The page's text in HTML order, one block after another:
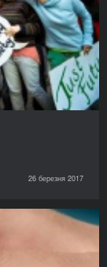
26 березня 2017